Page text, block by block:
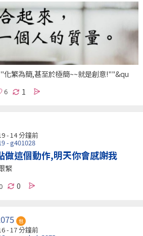
繁為簡,甚至於極簡~~就是創意!""&qu
1
-14 分鐘前
- g401028
做這個動作,明天你會感謝我
緊
0
包
-17 分鐘前